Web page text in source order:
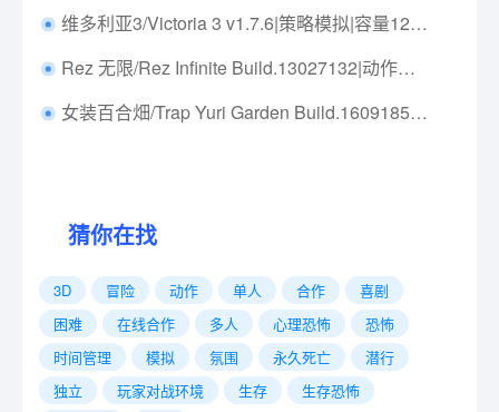
维多利亚3/Victoria 3 v1.7.6|策略模拟|容量12.6GB|免安装绿色中文版|支持键盘.鼠标
Rez 无限/Rez Infinite Build.13027132|动作冒险|容量1.2GB|免安装绿色中文版|支持键盘.鼠标.手柄
女装百合畑/Trap Yuri Garden Build.16091859|视觉小说|容量1.3GB|免安装绿色中文版|支持键盘.鼠标
猜你在找
3D 冒险 动作 单人 合作
喜剧
困难
在线合作 多人 心理恐怖
恐怖
时间管理
模拟 氛围 永久死亡
潜行
独立
玩家对战环境 生存
生存恐怖